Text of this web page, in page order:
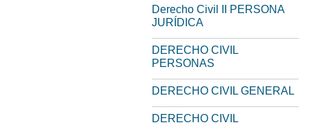
Derecho Civil II PERSONA
JURÍDICA
DERECHO CIVIL
PERSONAS
DERECHO CIVIL GENERAL
DERECHO CIVIL